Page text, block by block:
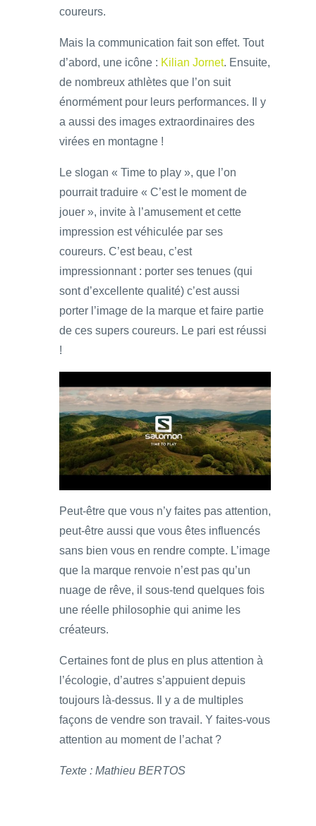
coureurs.
Mais la communication fait son effet. Tout
d’abord, une icône : Kilian Jornet. Ensuite,
de nombreux athlètes que l’on suit
énormément pour leurs performances. Il y
a aussi des images extraordinaires des
virées en montagne !
Le slogan « Time to play », que l’on
pourrait traduire « C’est le moment de
jouer », invite à l’amusement et cette
impression est véhiculée par ses
coureurs. C’est beau, c’est
impressionnant : porter ses tenues (qui
sont d’excellente qualité) c’est aussi
porter l’image de la marque et faire partie
de ces supers coureurs. Le pari est réussi
!
Peut-être que vous n’y faites pas attention,
peut-être aussi que vous êtes influencés
sans bien vous en rendre compte. L’image
que la marque renvoie n’est pas qu’un
nuage de rêve, il sous-tend quelques fois
une réelle philosophie qui anime les
créateurs.
Certaines font de plus en plus attention à
l’écologie, d’autres s’appuient depuis
toujours là-dessus. Il y a de multiples
façons de vendre son travail. Y faites-vous
attention au moment de l’achat ?
Texte : Mathieu BERTOS